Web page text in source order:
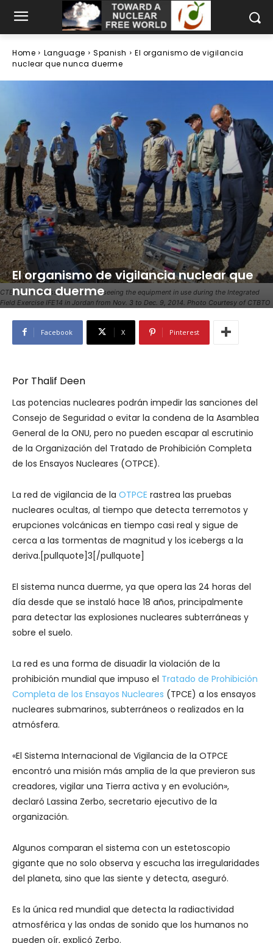
Home Language Spanish
El organismo de vigilancia
nuclear que nunca duerme
CTBTO Head Lassina Zerbo overseeing the equipment in use during the Integrated
Field Exercise IFE14 in Jordan from Nov. 3 to Dec. 9, 2014. Photo Courtesy of CTBTO
El organismo de vigilancia nuclear que
nunca duerme
Facebook X Pinterest
Por Thalif Deen
Las potencias nucleares podrán impedir las sanciones del
Consejo de Seguridad o evitar la condena de la Asamblea
General de la ONU, pero no pueden escapar al escrutinio
de la Organización del Tratado de Prohibición Completa
de los Ensayos Nucleares (OTPCE).
La red de vigilancia de la OTPCE rastrea las pruebas
nucleares ocultas, al tiempo que detecta terremotos y
erupciones volcánicas en tiempo casi real y sigue de
cerca a las tormentas de magnitud y los icebergs a la
deriva.[pullquote]3[/pullquote]
El sistema nunca duerme, ya que opera las 24 horas del
día desde que se instaló hace 18 años, principalmente
para detectar las explosiones nucleares subterráneas y
sobre el suelo.
La red es una forma de disuadir la violación de la
prohibición mundial que impuso el Tratado de Prohibición
Completa de los Ensayos Nucleares (TPCE) a los ensayos
nucleares submarinos, subterráneos o realizados en la
atmósfera.
«El Sistema Internacional de Vigilancia de la OTPCE
encontró una misión más amplia de la que previeron sus
creadores, vigilar una Tierra activa y en evolución»,
declaró Lassina Zerbo, secretario ejecutivo de la
organización.
Algunos comparan el sistema con un estetoscopio
gigante que no solo observa y escucha las irregularidades
del planeta, sino que las siente y detecta, aseguró.
Es la única red mundial que detecta la radiactividad
atmosférica y las ondas de sonido que los humanos no
pueden oír, explicó Zerbo.